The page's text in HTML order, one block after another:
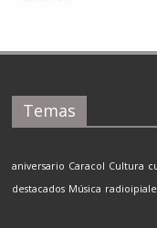
Temas
aniversario Caracol Cultura
destacados Música